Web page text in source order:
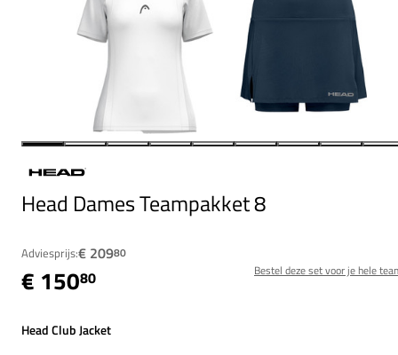
Head Dames Teampakket 8
Adviesprijs:€ 20980
€ 15080 Bestel deze set voor je hele
Head Club Jacket